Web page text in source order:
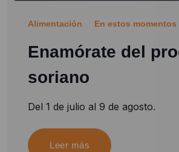
Alimentación En estos momentos
Enamórate del
soriano
Del 1 de julio al 9 de agosto.
Leer más